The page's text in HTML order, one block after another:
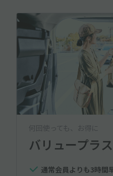
何回使っても、お得に
バリュープラス
通常会員よりも3時間